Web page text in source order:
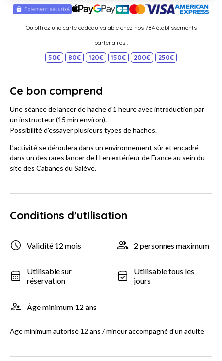
Ou offrez une carte cadeau valable chez nos 784 établissements
partenaires :
50€ 80€ 120€ 150€ 200€ 250€
Ce bon comprend
Une séance de lancer de hache d'1 heure avec introduction par
un instructeur (15 min environ).
Possibilité d'essayer plusieurs types de haches.
L’activité se déroulera dans un environnement sûr et encadré
dans un des rares lancer de H en extérieur de France au sein du
site des Cabanes du Salève.
Conditions d'utilisation
Validité 12 mois 2 personnes maximum
Utilisable sur
réservation
Utilisable tous les
jours
Âge minimum 12 ans
Age minimum autorisé 12 ans / mineur accompagné d'un adulte